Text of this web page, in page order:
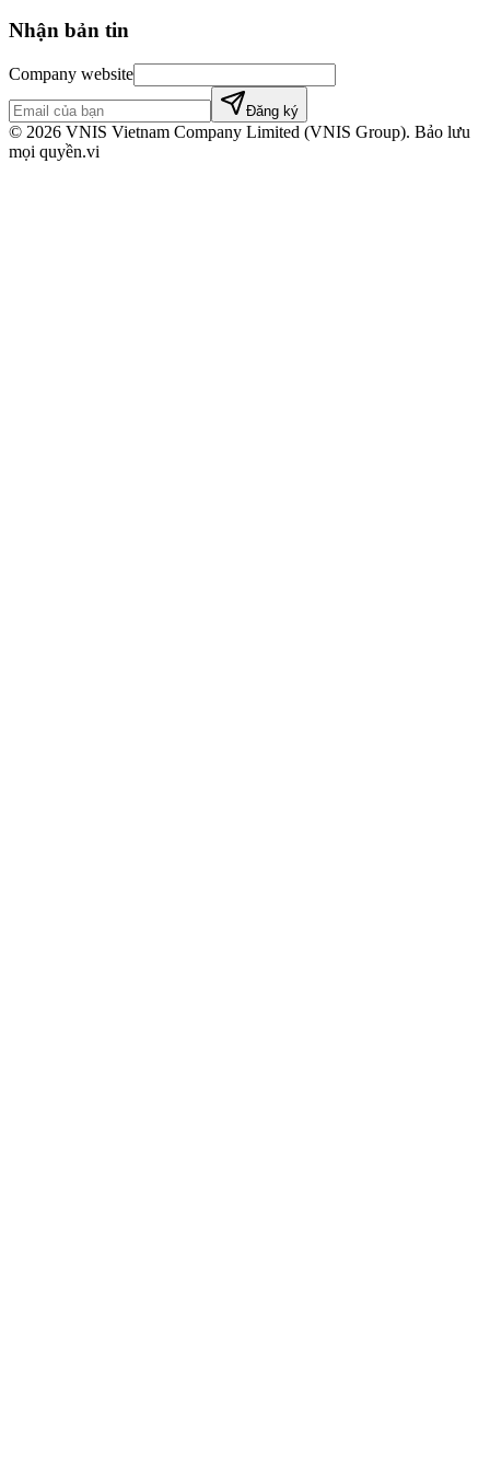
Nhận bản tin
Company website
Đăng ký
© 2026 VNIS Vietnam Company Limited (VNIS Group). Bảo lưu
mọi quyền.vi